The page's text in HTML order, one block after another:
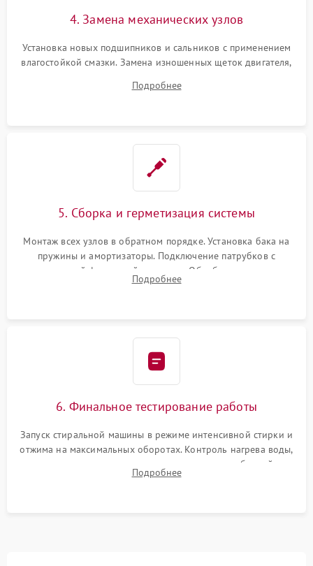
4. Замена механических узлов
Установка новых подшипников и сальников с применением
влагостойкой смазки. Замена изношенных щеток двигателя,
или поврежденной резиновой манжеты.
Подробнее
5. Сборка и герметизация системы
Монтаж всех узлов в обратном порядке. Установка бака на
пружины и амортизаторы. Подключение патрубков с
надежной фиксацией хомутами. Обработка стыков
герметиком для предотвращения возможных протечек воды.
Подробнее
6. Финальное тестирование работы
Запуск стиральной машины в режиме интенсивной стирки и
отжима на максимальных оборотах. Контроль нагрева воды,
корректности слива, отсутствия излишних вибраций,
посторонних стуков и протечек под корпусом.
Подробнее